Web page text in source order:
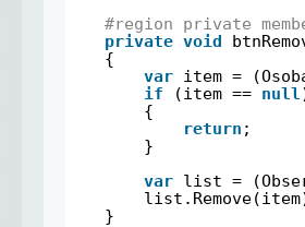
#region private
private void
{
var item =
if
(item == null
{
return ;
}
var list =
}